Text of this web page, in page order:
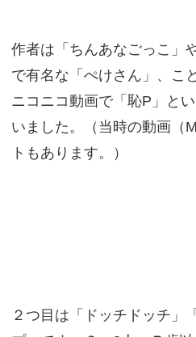
作者は「ちんあなごっこ」
で有名な「ぺけさん」、こ
ニコニコ動画で「恥P」と
いました。（当時の動画（
トもあります。）
２つ目は「ドッチドッチ」